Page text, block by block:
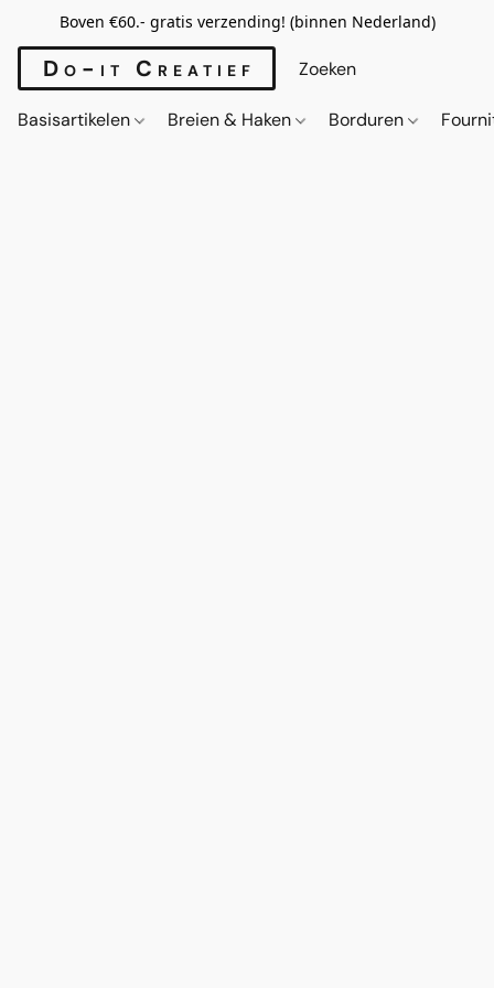
Boven €60.- gratis verzending! (binnen Nederland)
Do-it Creatief
Basisartikelen Breien & Haken Borduren